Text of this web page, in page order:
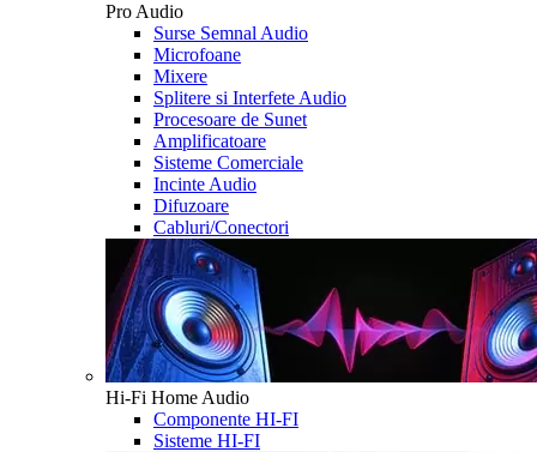
Pro Audio
Surse Semnal Audio
Microfoane
Mixere
Splitere si Interfete Audio
Procesoare de Sunet
Amplificatoare
Sisteme Comerciale
Incinte Audio
Difuzoare
Cabluri/Conectori
Hi-Fi Home Audio
Componente HI-FI
Sisteme HI-FI